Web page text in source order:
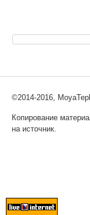
©2014-2016,
Копирование
на источник.